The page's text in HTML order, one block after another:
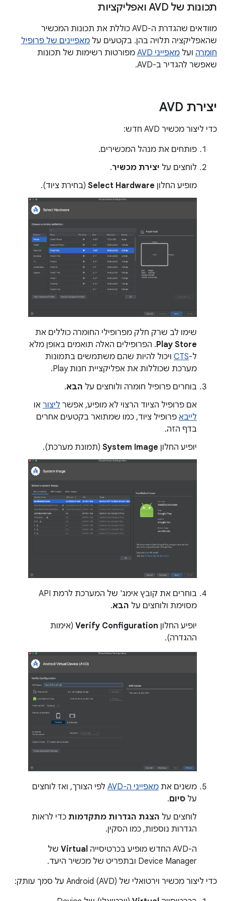
תכונות של AVD ואפליקציות
מוודאים שהגדרת ה-AVD כוללת את תכונות המכשיר
שהאפליקציה תלויה בהן. בקטעים על מאפיינים של פרופיל
חומרה ועל מאפייני AVD
מפורטות רשימות של תכונות
שאפשר להגדיר ב-AVD.
יצירת AVD
כדי ליצור מכשיר AVD חדש:
פותחים את מנהל המכשירים.
לוחצים על יצירת מכשיר.
מופיע החלון Select Hardware (בחירת ציוד).
שימו לב שרק חלק מפרופילי החומרה כוללים את
Play Store. הפרופילים האלה תואמים באופן מלא
ל-CTS ויכול להיות שהם משתמשים בתמונות
מערכת שכוללות את אפליקציית חנות Play.
בוחרים פרופיל חומרה ולוחצים על הבא.
אם פרופיל הציוד הרצוי לא מופיע, אפשר ליצור או
לייבא פרופיל ציוד, כמו שמתואר בקטעים אחרים
בדף הזה.
יופיע החלון System Image (תמונת מערכת).
בוחרים את קובץ אימג' של המערכת לרמת API
מסוימת ולוחצים על הבא.
יופיע החלון Verify Configuration (אימות
ההגדרה).
משנים את מאפייני ה-AVD
לפי הצורך, ואז לוחצים
על סיום.
לוחצים על הצגת הגדרות מתקדמות כדי לראות
הגדרות נוספות, כמו הסקין.
ה-AVD החדש מופיע בכרטיסייה
Virtual של
Device Manager ובתפריט של מכשיר היעד.
כדי ליצור מכשיר וירטואלי של Android (AVD) על סמך עותק: